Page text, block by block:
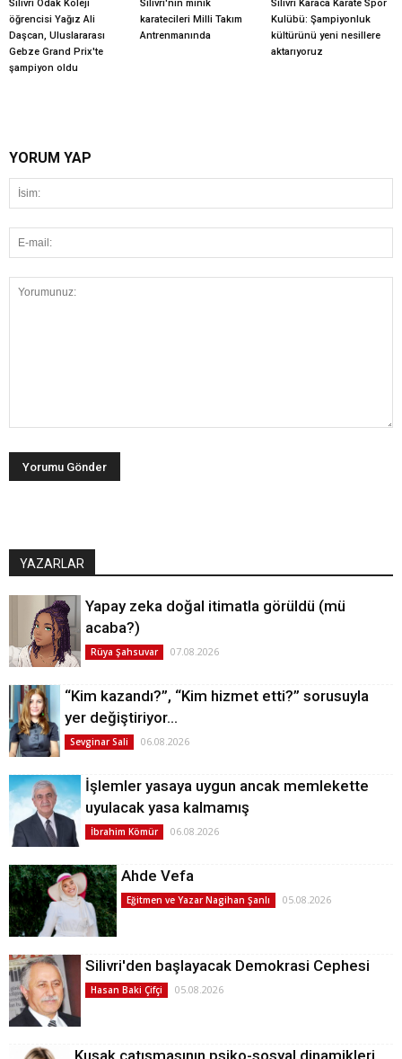
Silivri Odak Koleji
öğrencisi Yağız Ali
Daşcan, Uluslararası
Gebze Grand Prix'te
şampiyon oldu
Silivri'nin minik
karatecileri Milli Takım
Antrenmanında
Silivri Karaca Karate Spor
Kulübü: Şampiyonluk
kültürünü yeni nesillere
aktarıyoruz
YORUM YAP
YAZARLAR
Yapay zeka doğal itimatla görüldü (mü
acaba?)
Rüya Şahsuvar 07.08.2026
“Kim kazandı?”, “Kim hizmet etti?” sorusuyla
yer değiştiriyor…
Sevginar Sali 06.08.2026
İşlemler yasaya uygun ancak memlekette
uyulacak yasa kalmamış
İbrahim Kömür 06.08.2026
Ahde Vefa
Eğitmen ve Yazar Nagihan Şanlı 05.08.2026
Silivri'den başlayacak Demokrasi Cephesi
Hasan Baki Çifçi 05.08.2026